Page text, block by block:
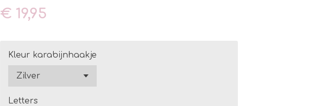
€ 19,95
Kleur karabijnhaakje
Letters